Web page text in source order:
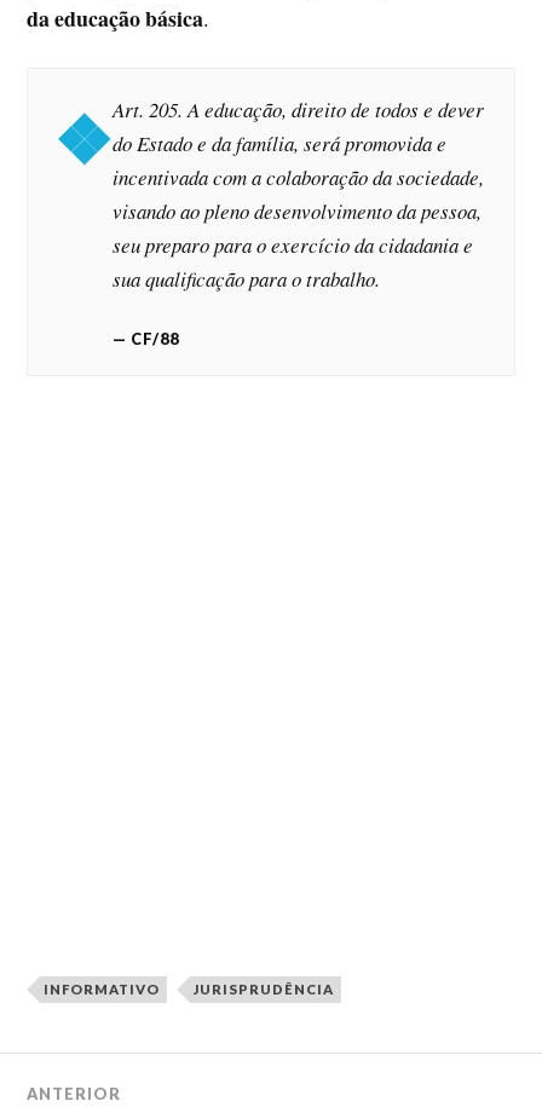
da educação básica.
Art. 205. A educação, direito de todos e dever
do Estado e da família, será promovida e
incentivada com a colaboração da sociedade,
visando ao pleno desenvolvimento da pessoa,
seu preparo para o exercício da cidadania e
sua qualificação para o trabalho.
CF/88
INFORMATIVO JURISPRUDÊNCIA
ANTERIOR